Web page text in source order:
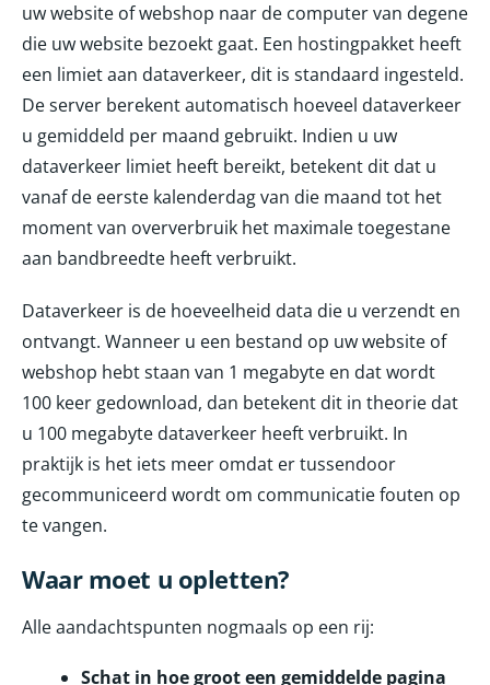
uw website of webshop naar de computer van degene
die uw website bezoekt gaat. Een hostingpakket heeft
een limiet aan dataverkeer, dit is standaard ingesteld.
De server berekent automatisch hoeveel dataverkeer
u gemiddeld per maand gebruikt. Indien u uw
dataverkeer limiet heeft bereikt, betekent dit dat u
vanaf de eerste kalenderdag van die maand tot het
moment van oververbruik het maximale toegestane
aan bandbreedte heeft verbruikt.
Dataverkeer is de hoeveelheid data die u verzendt en
ontvangt. Wanneer u een bestand op uw website of
webshop hebt staan van 1 megabyte en dat wordt
100 keer gedownload, dan betekent dit in theorie dat
u 100 megabyte dataverkeer heeft verbruikt. In
praktijk is het iets meer omdat er tussendoor
gecommuniceerd wordt om communicatie fouten op
te vangen.
Waar moet u opletten?
Alle aandachtspunten nogmaals op een rij:
Schat in hoe groot een gemiddelde pagina